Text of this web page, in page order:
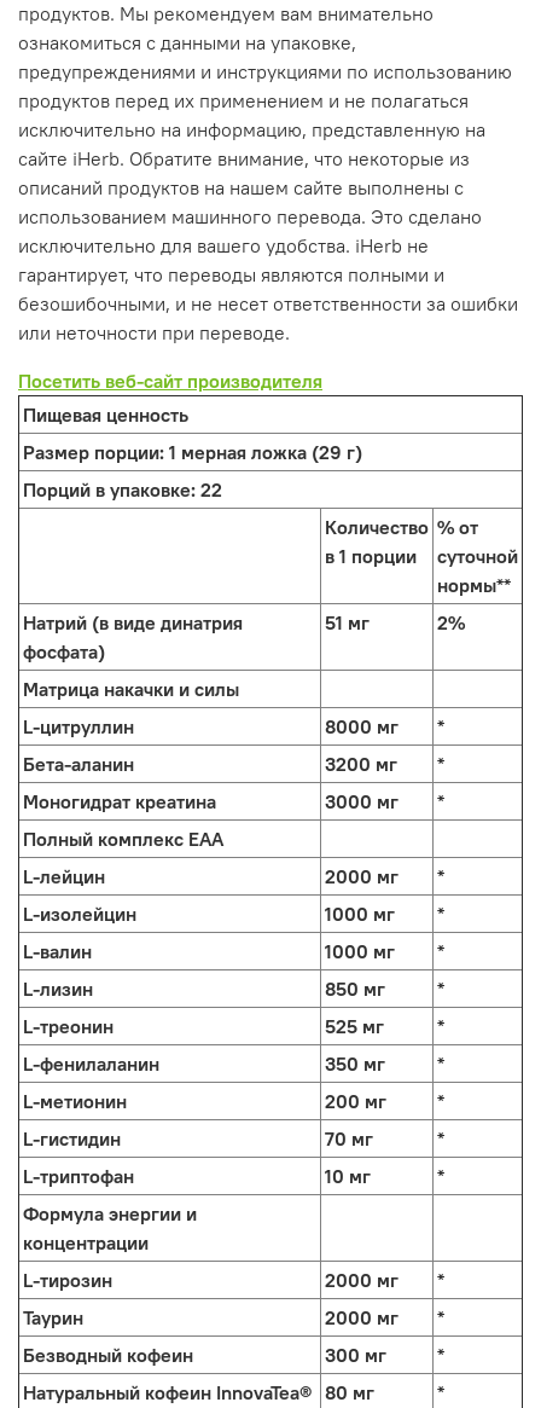
продуктов. Мы рекомендуем вам внимательно
ознакомиться с данными на упаковке,
предупреждениями и инструкциями по использованию
продуктов перед их применением и не полагаться
исключительно на информацию, представленную на
сайте iHerb. Обратите внимание, что некоторые из
описаний продуктов на нашем сайте выполнены с
использованием машинного перевода. Это сделано
исключительно для вашего удобства. iHerb не
гарантирует, что переводы являются полными и
безошибочными, и не несет ответственности за ошибки
или неточности при переводе.
Посетить веб-сайт производителя
Пищевая ценность
Размер порции: 1 мерная ложка (29 г)
Порций в упаковке: 22
Количество
в 1 порции
% от
суточной
нормы**
Натрий (в виде динатрия
фосфата)
51 мг 2%
Матрица накачки и силы
L-цитруллин
8000 мг
*
Бета-аланин
3200 мг
*
Моногидрат креатина
3000 мг
*
Полный комплекс EAA
L-лейцин
2000 мг
*
L-изолейцин
1000 мг
*
L-валин
1000 мг
*
L-лизин
850 мг
*
L-треонин
525 мг
*
L-фенилаланин
350 мг
*
L-метионин
200 мг
*
L-гистидин
70 мг
*
L-триптофан
10 мг
*
Формула энергии и
концентрации
L-тирозин
2000 мг
*
Таурин
2000 мг
*
Безводный кофеин
300 мг
*
Натуральный кофеин InnovaTea® 80 мг *